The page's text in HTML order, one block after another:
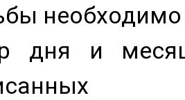
дня и